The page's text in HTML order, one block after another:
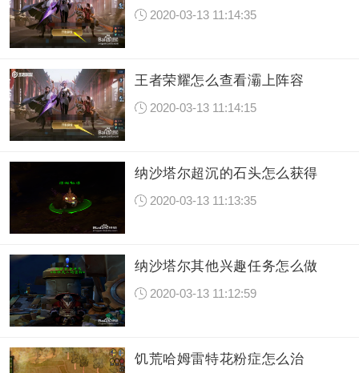
2020-03-13 11:14:35
王者荣耀怎么查看灞上阵容
2020-03-13 11:14:15
纳沙塔尔超沉的石头怎么获得
2020-03-13 11:13:35
纳沙塔尔其他兴趣任务怎么做
2020-03-13 11:12:59
饥荒哈姆雷特花粉症怎么治